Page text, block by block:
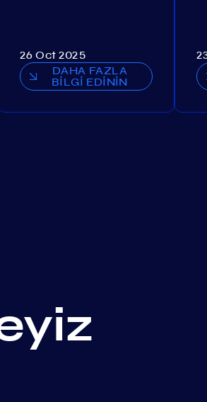
26 Oct 2025
DAHA FAZLA
BİLGİ EDİNİN